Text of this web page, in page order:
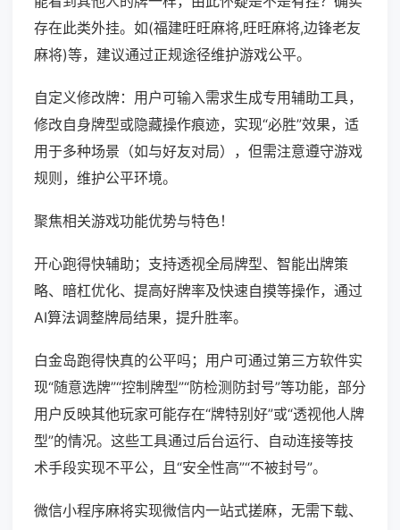
存在此类外挂。如(福建旺旺麻将,旺旺麻将,边锋老友
麻将)等，建议通过正规途径维护游戏公平。
自定义修改牌：用户可输入需求生成专用辅助工具，
修改自身牌型或隐藏操作痕迹，实现“必胜”效果，适
用于多种场景（如与好友对局），但需注意遵守游戏
规则，维护公平环境。
聚焦相关游戏功能优势与特色！
开心跑得快辅助；支持透视全局牌型、智能出牌策
略、暗杠优化、提高好牌率及快速自摸等操作，通过
AI算法调整牌局结果，提升胜率。
白金岛跑得快真的公平吗；用户可通过第三方软件实
现“随意选牌”“控制牌型”“防检测防封号”等功能，部分
用户反映其他玩家可能存在“牌特别好”或“透视他人牌
型”的情况。这些工具通过后台运行、自动连接等技
术手段实现不平公，且“安全性高”“不被封号”。
微信小程序麻将实现微信内一站式搓麻，无需下载、